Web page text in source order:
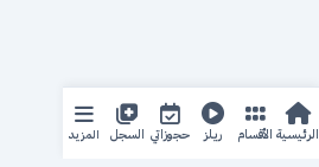
الرئيسية الأقسام ريلز حجوزاتي السجل المزيد